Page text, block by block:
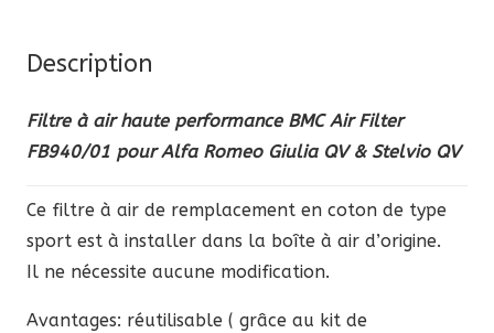
BMC
Filter
FB940/01
Romeo
QV
Description
Filtre à air haute performance BMC Air Filter
FB940/01 pour Alfa Romeo Giulia QV & Stelvio QV
Ce filtre à air de remplacement en coton de type
sport est à installer dans la boîte à air d’origine.
Il ne nécessite aucune modification.
Avantages: réutilisable ( grâce au kit de